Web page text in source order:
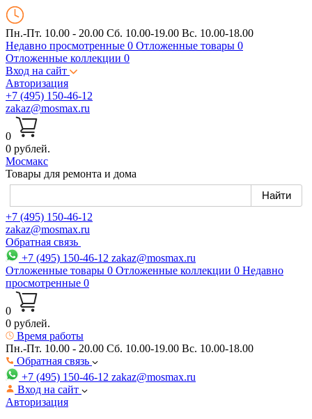
Пн.-Пт. 10.00 - 20.00 Сб. 10.00-19.00 Вс. 10.00-18.00
Недавно просмотренные 0 Отложенные товары 0
Отложенные коллекции 0
Вход на сайт
Авторизация
+7 (495) 150-46-12
zakaz@mosmax.ru
0
0 рублей.
Мосмакс
Товары для ремонта и дома
+7 (495) 150-46-12
zakaz@mosmax.ru
Обратная связь
+7 (495) 150-46-12 zakaz@mosmax.ru
Отложенные товары 0 Отложенные коллекции 0 Недавно
просмотренные 0
0
0 рублей.
Время работы
Пн.-Пт. 10.00 - 20.00 Сб. 10.00-19.00 Вс. 10.00-18.00
Обратная связь
+7 (495) 150-46-12 zakaz@mosmax.ru
Вход на сайт
Авторизация